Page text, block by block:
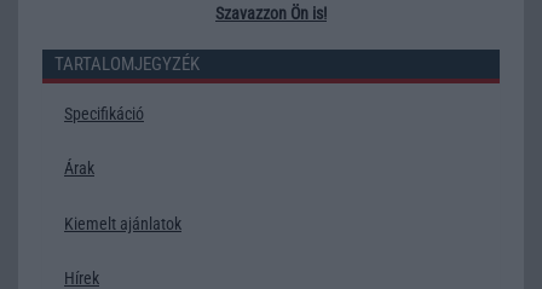
Szavazzon Ön is!
TARTALOMJEGYZÉK
Specifikáció
Árak
Kiemelt ajánlatok
Hírek